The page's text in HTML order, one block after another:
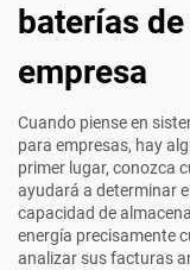
baterías
empresa
Cuando piense en
para empresas, hay
primer lugar, conozca
ayudará a determinar
capacidad de
energía precisamente
analizar sus facturas